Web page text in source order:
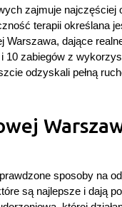
zajmuje
terapii określana
Warszawa, dające
zabiegów z
odzyskali pełną
sposoby na
są najlepsze i dają